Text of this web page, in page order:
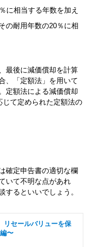
に相当する年数を加え
の耐用年数の20％に相
最後に減価償却を計算
、「定額法」を用いて
定額法による減価償却
て定められた定額法の
確定申告書の適切な欄
いて不明な点があれ
するといいでしょう。
リセールバリューを保
〜